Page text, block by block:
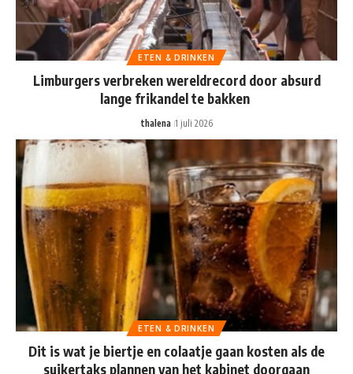
ETEN & DRINKEN
Limburgers verbreken wereldrecord door absurd
lange frikandel te bakken
thalena 1 juli 2026
ETEN & DRINKEN
Dit is wat je biertje en colaatje gaan kosten als de
suikertaks plannen van het kabinet doorgaan